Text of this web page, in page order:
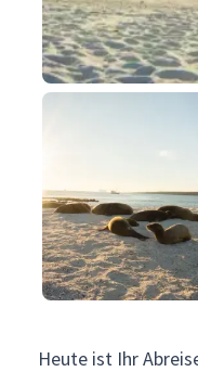
Heute ist Ihr